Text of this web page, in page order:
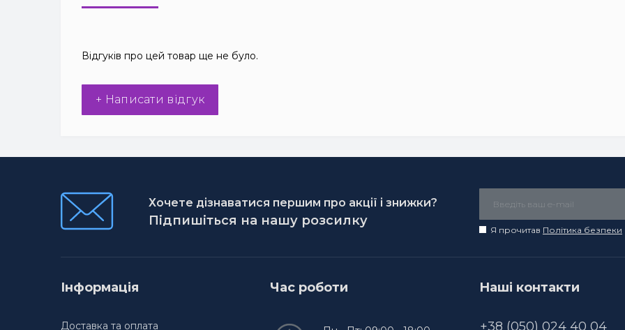
Відгуків про цей товар ще не було.
+ Написати відгук
Хочете дізнаватися першим про акції і знижки?
Підпишіться на нашу розсилку
Я прочитав Політика безпеки
Інформація
Доставка та оплата
Час роботи Наші контакти
+38 (050) 024 40 04